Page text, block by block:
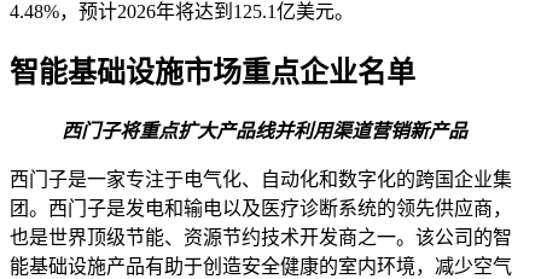
4.48%，预计2026年将达到125.1亿美元。
智能基础设施市场重点企业名单
西门子将重点扩大产品线并利用渠道营销新产品
西门子是一家专注于电气化、自动化和数字化的跨国企业集
团。西门子是发电和输电以及医疗诊断系统的领先供应商，
也是世界顶级节能、资源节约技术开发商之一。该公司的智
能基础设施产品有助于创造安全健康的室内环境，减少空气